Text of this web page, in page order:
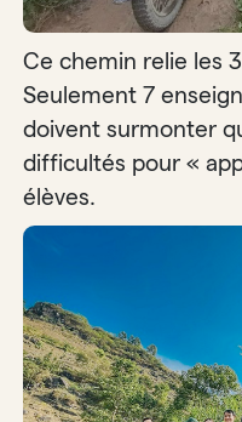
Ce chemin relie les
Seulement 7
doivent surmonter
difficultés pour «
élèves.